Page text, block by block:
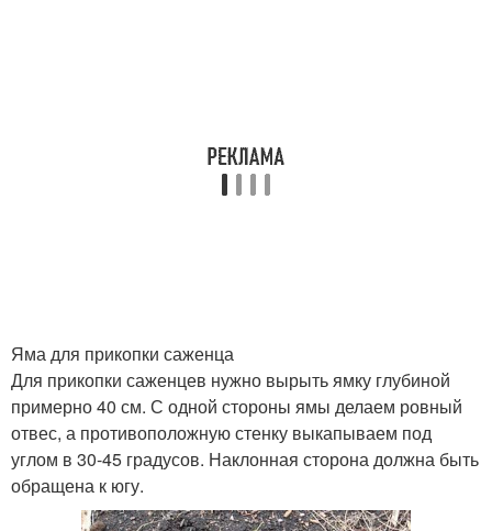
Яма для прикопки саженца
Для прикопки саженцев нужно вырыть ямку глубиной
примерно 40 см. С одной стороны ямы делаем ровный
отвес, а противоположную стенку выкапываем под
углом в 30-45 градусов. Наклонная сторона должна быть
обращена к югу.